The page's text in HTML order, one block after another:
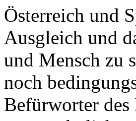
Österreich und
Ausgleich und
und Mensch zu
noch
Befürworter des